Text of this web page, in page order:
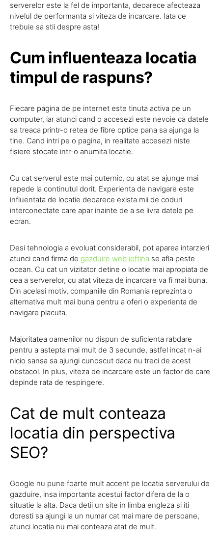
serverelor este la fel de importanta, deoarece afecteaza
nivelul de performanta si viteza de incarcare. Iata ce
trebuie sa stii despre asta!
Cum influenteaza locatia
timpul de raspuns?
Fiecare pagina de pe internet este tinuta activa pe un
computer, iar atunci cand o accesezi este nevoie ca datele
sa treaca printr-o retea de fibre optice pana sa ajunga la
tine. Cand intri pe o pagina, in realitate accesezi niste
fisiere stocate intr-o anumita locatie.
Cu cat serverul este mai puternic, cu atat se ajunge mai
repede la continutul dorit. Experienta de navigare este
influentata de locatie deoarece exista mii de coduri
interconectate care apar inainte de a se livra datele pe
ecran.
Desi tehnologia a evoluat considerabil, pot aparea intarzieri
atunci cand firma de gazduire web ieftina se afla peste
ocean. Cu cat un vizitator detine o locatie mai apropiata de
cea a serverelor, cu atat viteza de incarcare va fi mai buna.
Din acelasi motiv, companiile din Romania reprezinta o
alternativa mult mai buna pentru a oferi o experienta de
navigare placuta.
Majoritatea oamenilor nu dispun de suficienta rabdare
pentru a astepta mai mult de 3 secunde, astfel incat n-ai
nicio sansa sa ajungi cunoscut daca nu treci de acest
obstacol. In plus, viteza de incarcare este un factor de care
depinde rata de respingere.
Cat de mult conteaza
locatia din perspectiva
SEO?
Google nu pune foarte mult accent pe locatia serverului de
gazduire, insa importanta acestui factor difera de la o
situatie la alta. Daca detii un site in limba engleza si iti
doresti sa ajungi la un numar cat mai mare de persoane,
atunci locatia nu mai conteaza atat de mult.